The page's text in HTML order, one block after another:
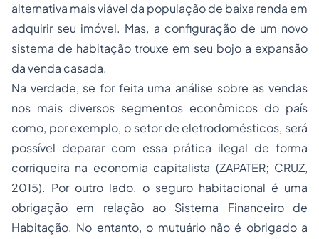
alternativa mais viável da população de baixa renda em
adquirir seu imóvel. Mas, a configuração de um novo
sistema de habitação trouxe em seu bojo a expansão
da venda casada.
Na verdade, se for feita uma análise sobre as vendas
nos mais diversos segmentos econômicos do país
como, por exemplo, o setor de eletrodomésticos, será
possível deparar com essa prática ilegal de forma
corriqueira na economia capitalista (ZAPATER; CRUZ,
2015). Por outro lado, o seguro habitacional é uma
obrigação em relação ao Sistema Financeiro de
Habitação. No entanto, o mutuário não é obrigado a